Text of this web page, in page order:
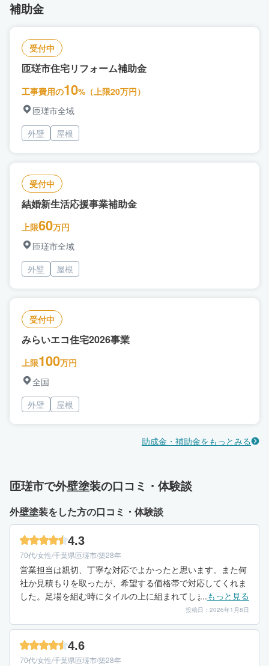
補助金
受付中
匝瑳市住宅リフォーム補助金
工事費用の10%（上限20万円）
匝瑳市全域
外壁
屋根
受付中
結婚新生活応援事業補助金
上限60万円
匝瑳市全域
外壁
屋根
受付中
みらいエコ住宅2026事業
上限100万円
全国
外壁
屋根
助成金・補助金をもっとみる
匝瑳市で外壁塗装の口コミ・体験談
外壁塗装をした方の口コミ・体験談
4.3
70代/女性/千葉県匝瑳市/築28年
営業担当は親切、丁寧な対応でよかったと思います。また何
社か見積もりを取ったが、希望する価格帯で対応してくれま
した。足場を組む時にタイルの上に組まれてしまい、タイル
が破損してしまいましたが、言ったら修繕してくれました。
...もっと見る
投稿日：2026年1月8日
4.6
70代/女性/千葉県匝瑳市/築28年